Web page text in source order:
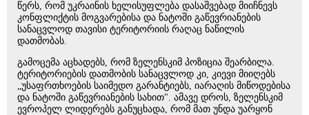
წერს, რომ უკრაინის ხელისუფლება დასაშვებად მიიჩნევს
კონფლიქტის მოგვარებისა და ნატოში გაწევრიანების
სანაცვლოდ თავისი ტერიტორიის რაღაც ნაწილის
დათმობას.
გამოცემა აცხადებს, რომ ზელენსკიმ პოზიცია შეარბილა.
ტერიტორიების დათმობის სანაცვლოდ კი, კიევი მიიღებს
„უსაფრთხოების საიმედო გარანტიებს, იარაღის მიწოდებისა
და ნატოში გაწევრიანების სახით". ამავე დროს, ზელენსკიმ
ევროპელ ლიდერებს განუცხადა, რომ მათ უნდა უარყონ